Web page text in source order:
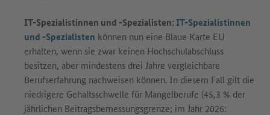
IT-Spezialistinnen und -Spezialisten: IT-Spezialistinnen
und -Spezialisten können nun eine Blaue Karte EU
erhalten, wenn sie zwar keinen Hochschulabschluss
besitzen, aber mindestens drei Jahre vergleichbare
Berufserfahrung nachweisen können. In diesem Fall gilt die
niedrigere Gehaltsschwelle für Mangelberufe (45,3 % der
jährlichen Beitragsbemessungsgrenze; im Jahr 2026: